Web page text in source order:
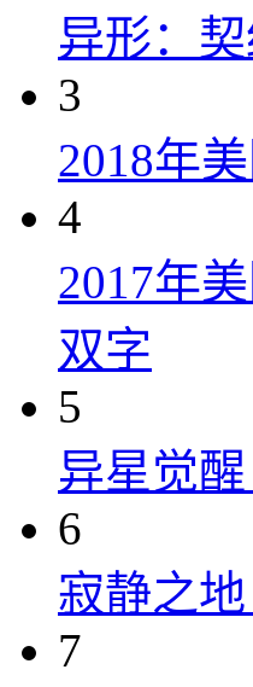
异形：
3
2018年
4
2017年
双字
5
异星觉
6
寂静之地
7